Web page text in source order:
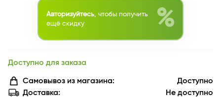
Авторизуйтесь , чтобы получить
ещё скидку
%
Доступно для заказа
Самовывоз из магазина:
Доступно
Доставка:
Не доступно